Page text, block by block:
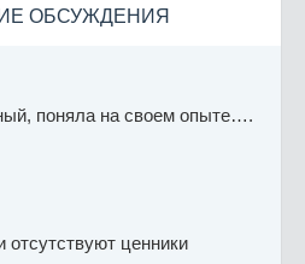
ОБСУЖДЕНИЯ
поняла на своем опыте….
отсутствуют ценники